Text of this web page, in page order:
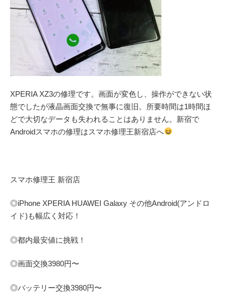
XPERIA XZ3の修理です。画面が変色し、操作ができない状
態でしたが液晶画面交換で無事に復旧。所要時間は1時間ほ
どで大切なデータも失われることはありません。新宿で
Androidスマホの修理はスマホ修理王新宿店へ
スマホ修理王 新宿店
◎iPhone XPERIA HUAWEI Galaxy その他Android(アンドロ
イド) も幅広く対応！
◎都内最安値に挑戦！
◎画面交換3980円〜
◎バッテリー交換3980円〜